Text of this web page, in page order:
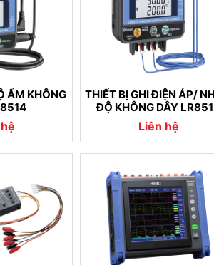
ẨM KHÔNG
THIẾT BỊ GHI ĐIỆN ÁP/
ĐỘ KHÔNG DÂY
Liên hệ